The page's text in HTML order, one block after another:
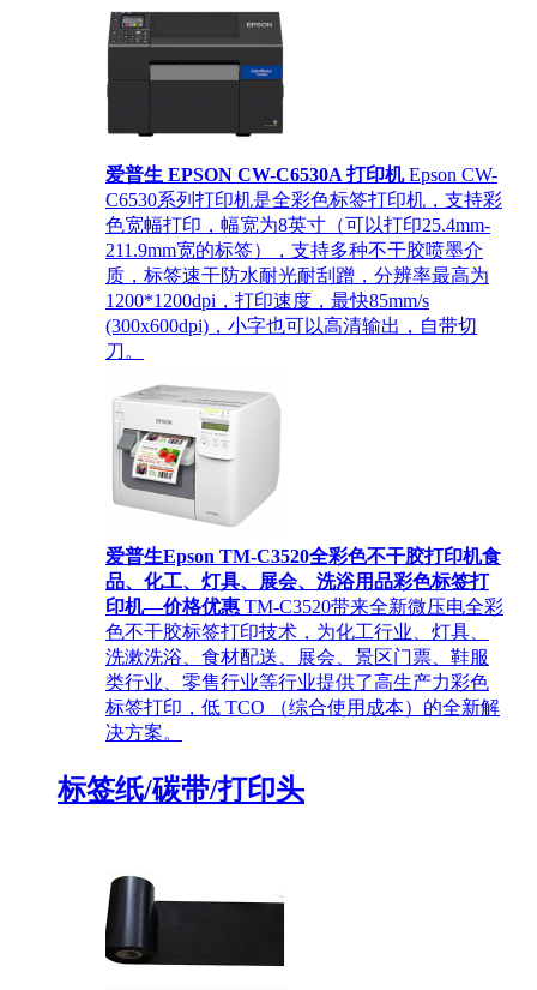
爱普生 EPSON CW-C6530A 打印机 Epson CW-
C6530系列打印机是全彩色标签打印机，支持彩
色宽幅打印，幅宽为8英寸（可以打印25.4mm-
211.9mm宽的标签），支持多种不干胶喷墨介
质，标签速干防水耐光耐刮蹭，分辨率最高为
1200*1200dpi，打印速度，最快85mm/s
(300x600dpi)，小字也可以高清输出，自带切
刀。
爱普生Epson TM-C3520全彩色不干胶打印机食
品、化工、灯具、展会、洗浴用品彩色标签打
印机—价格优惠 TM-C3520带来全新微压电全彩
色不干胶标签打印技术，为化工行业、灯具、
洗漱洗浴、食材配送、展会、景区门票、鞋服
类行业、零售行业等行业提供了高生产力彩色
标签打印，低 TCO （综合使用成本）的全新解
决方案。
标签纸/碳带/打印头